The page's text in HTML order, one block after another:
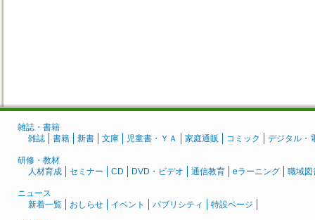
雑誌・書籍
雑誌
書籍 新書 文庫 児童書・ＹＡ 家庭通販 コミック デジタル・
研修・教材
人材育成
セミナー CD DVD・ビデオ 通信教育 eラーニング 職域図
ニュース
新着一覧
おしらせ イベント パブリシティ 特設ページ